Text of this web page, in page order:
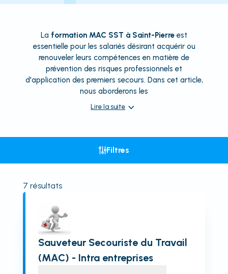
La formation MAC SST à Saint-Pierre est
essentielle pour les salariés désirant acquérir ou
renouveler leurs compétences en matière de
prévention des risques professionnels et
d'application des premiers secours. Dans cet article,
nous aborderons les
Lire la suite
Filtres
7 résultats
Sauveteur Secouriste du Travail
(MAC) - Intra entreprises